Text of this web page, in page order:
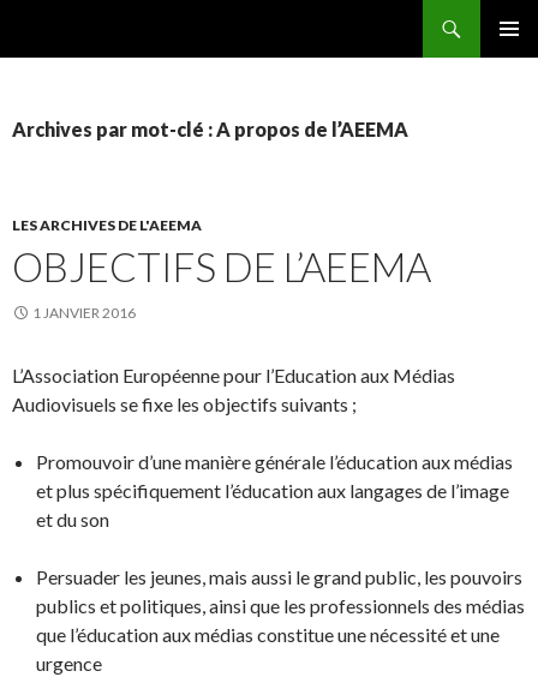
Archives par mot-clé : A propos de l’AEEMA
LES ARCHIVES DE L'AEEMA
OBJECTIFS DE L’AEEMA
1 JANVIER 2016
L’Association Européenne pour l’Education aux Médias
Audiovisuels se fixe les objectifs suivants ;
Promouvoir d’une manière générale l’éducation aux médias
et plus spécifiquement l’éducation aux langages de l’image
et du son
Persuader les jeunes, mais aussi le grand public, les pouvoirs
publics et politiques, ainsi que les professionnels des médias
que l’éducation aux médias constitue une nécessité et une
urgence